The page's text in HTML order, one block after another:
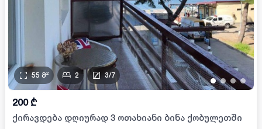
••••
55 მ² 2 3/7
200 ₾
ქირავდება დღიურად 3 ოთახიანი ბინა ქობულეთში